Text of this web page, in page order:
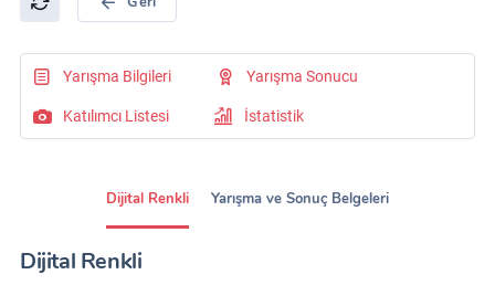
Yarışma Bilgileri Yarışma Sonucu
Katılımcı Listesi İstatistik
Dijital Renkli Yarışma ve Sonuç Belgeleri
Dijital Renkli